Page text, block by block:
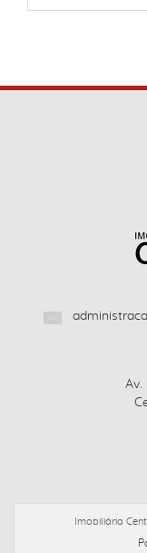
Av.
Imobiliária